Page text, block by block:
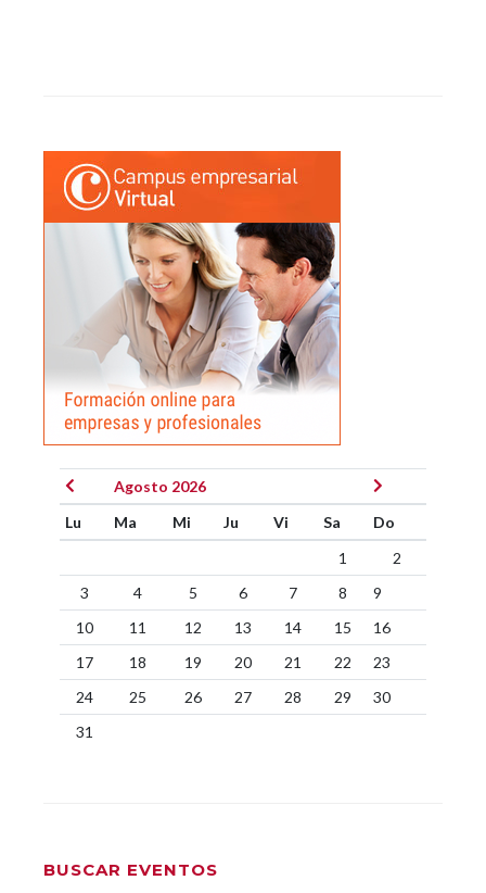
Agosto 2026
Lu
Ma Mi Ju Vi Sa
Do
1
2
3
4 5 6 7 8
9
10
11 12 13 14 15
16
17
18 19 20 21 22
23
24
25 26 27 28 29
30
31
BUSCAR EVENTOS